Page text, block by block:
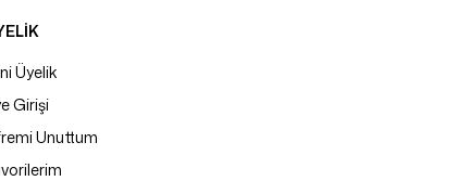
Üyelik
Girişi
Unuttum